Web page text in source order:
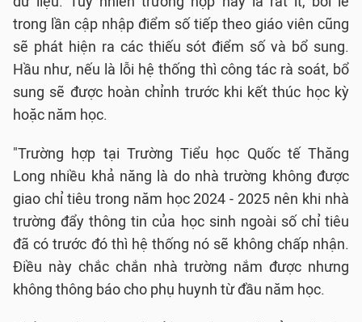
trong lần cập nhập điểm số tiếp theo giáo viên cũng
sẽ phát hiện ra các thiếu sót điểm số và bổ sung.
Hầu như, nếu là lỗi hệ thống thì công tác rà soát, bổ
sung sẽ được hoàn chỉnh trước khi kết thúc học kỳ
hoặc năm học.
"Trường hợp tại Trường Tiểu học Quốc tế Thăng
Long nhiều khả năng là do nhà trường không được
giao chỉ tiêu trong năm học 2024 - 2025 nên khi nhà
trường đẩy thông tin của học sinh ngoài số chỉ tiêu
đã có trước đó thì hệ thống nó sẽ không chấp nhận.
Điều này chắc chắn nhà trường nắm được nhưng
không thông báo cho phụ huynh từ đầu năm học.